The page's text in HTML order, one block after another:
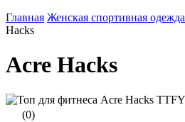
Главная Женская спортивная одежда
Hacks
Acre Hacks
(0)